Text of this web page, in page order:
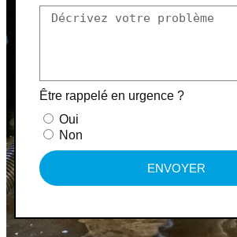
Être rappelé en urgence ?
Oui
Non
ENVOYER